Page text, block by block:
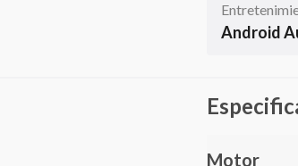
Android
Motor